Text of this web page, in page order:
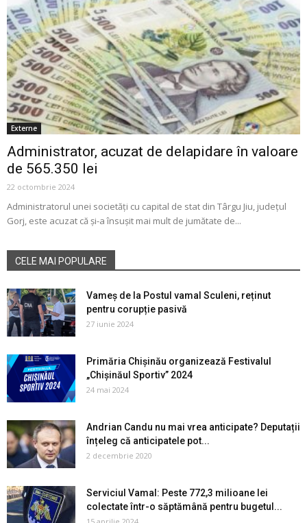
Externe
Administrator, acuzat de delapidare în valoare
de 565.350 lei
22 octombrie 2024
Administratorul unei societăți cu capital de stat din Târgu Jiu, județul
Gorj, este acuzat că și-a însușit mai mult de jumătate de...
CELE MAI POPULARE
Vameș de la Postul vamal Sculeni, reținut
pentru corupție pasivă
27 iunie 2024
Primăria Chișinău organizează Festivalul
„Chișinăul Sportiv” 2024
24 mai 2024
Andrian Candu nu mai vrea anticipate? Deputații
înțeleg că anticipatele pot...
2 decembrie 2020
Serviciul Vamal: Peste 772,3 milioane lei
colectate într-o săptămână pentru bugetul...